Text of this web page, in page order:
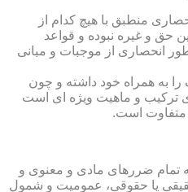
منطبق با هیچ کدام از
حق و غیره نبوده و قواعد
انحصاری از موجبات و مبانی
به همراه خود داشته و چون
ترکیب و ماهیت ویژه ای است
متفاوت است.
تمام ضررهای مادی و معنوی و
یا حقوقی، عمومیت و شمول